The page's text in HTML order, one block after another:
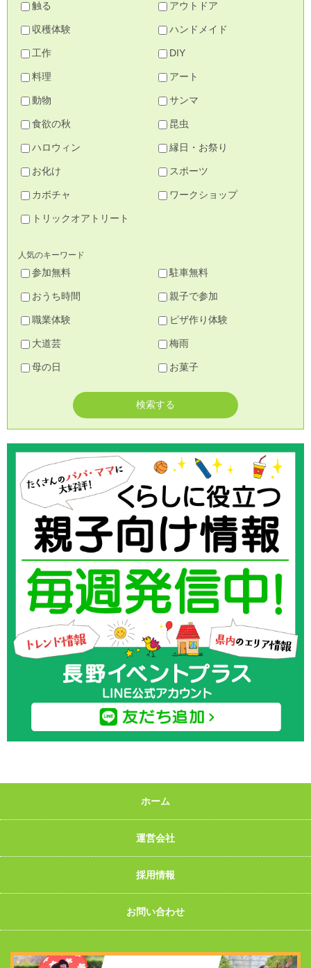
触る アウトドア
収穫体験 ハンドメイド
工作 DIY
料理 アート
動物 サンマ
食欲の秋 昆虫
ハロウィン 縁日・お祭り
お化け スポーツ
カボチャ ワークショップ
トリックオアトリート
人気のキーワード
参加無料 駐車無料
おうち時間 親子で参加
職業体験 ピザ作り体験
大道芸 梅雨
母の日 お菓子
ホーム
運営会社
採用情報
お問い合わせ